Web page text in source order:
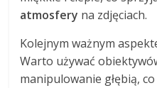
atmosfery na zdjęciach.
Kolejnym ważnym
Warto używać
manipulowanie głębią,